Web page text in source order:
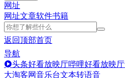
网址
网址文章软件书籍
返回顶部首页
导航
头条好看放映厅哔哩好看放映厅
大淘客网音乐台文本转语音